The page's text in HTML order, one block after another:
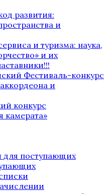
развития:
и
и туризма: наука,
и их
Фестиваль-конкурс
и
конкурс
камерата»
поступающих